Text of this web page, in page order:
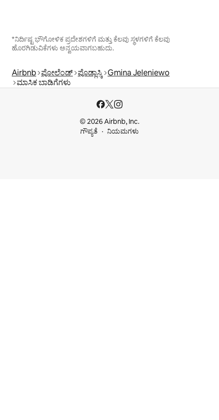
*ನಿರ್ದಿಷ್ಟ ಭೌಗೋಳಿಕ ಪ್ರದೇಶಗಳಿಗೆ ಮತ್ತು ಕೆಲವು ಸ್ಥಳಗಳಿಗೆ ಕೆಲವು
ಹೊರಗಿಡುವಿಕೆಗಳು ಅನ್ವಯವಾಗಬಹುದು.
Airbnb ಪೋಲೆಂಡ್ ಪೊಡ್ಲಾಸ್ಕಿ Gmina Jeleniewo
ಮಾಸಿಕ ಬಾಡಿಗೆಗಳು
© 2026 Airbnb, Inc.
ಗೌಪ್ಯತೆ
ನಿಯಮಗಳು